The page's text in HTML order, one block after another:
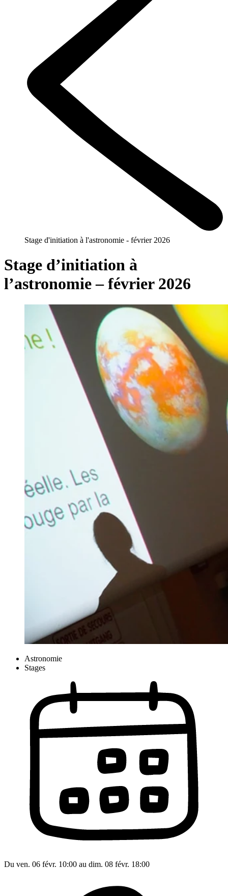
Stage d'initiation à l'astronomie - février 2026
Stage d’initiation à
l’astronomie – février 2026
Astronomie
Stages
Du ven. 06 févr. 10:00 au dim. 08 févr. 18:00